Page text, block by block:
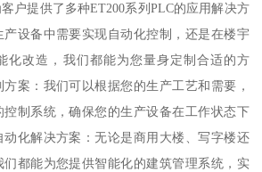
户提供了多种ET200系列PLC的应用解决方
设备中需要实现自动化控制，还是在楼宇
化改造，我们都能为您量身定制合适的方
案：我们可以根据您的生产工艺和需要，
制系统，确保您的生产设备在工作状态下
化解决方案：无论是商用大楼、写字楼还
都能为您提供智能化的建筑管理系统，实